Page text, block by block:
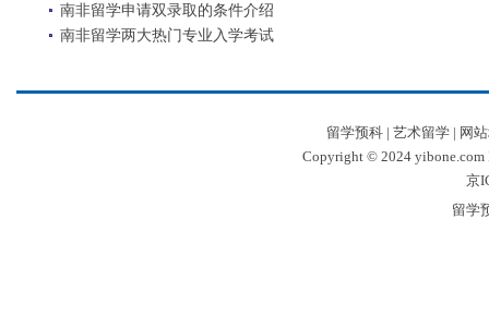
南非留学申请双录取的条件介绍
南非留学两大热门专业入学考试
留学预科| 艺术留学| 网
Copyright © 2024 yibone.com
京
留学